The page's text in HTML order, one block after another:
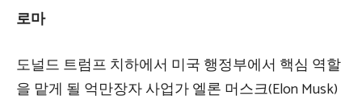
로마
도널드 트럼프 치하에서 미국 행정부에서 핵심 역할
을 맡게 될 억만장자 사업가 엘론 머스크(Elon Musk)